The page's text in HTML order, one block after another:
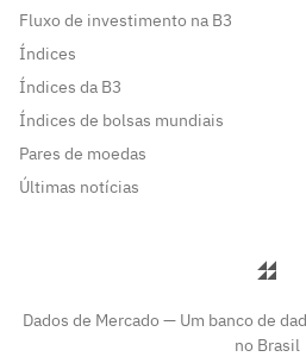
Fluxo de investimento na B3
Índices
Índices da B3
Índices de bolsas mundiais
Pares de moedas
Últimas notícias
Dados de Mercado — Um banco de
no Brasil